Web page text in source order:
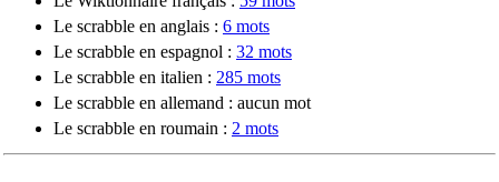
Le scrabble en anglais : 6 mots
Le scrabble en espagnol : 32 mots
Le scrabble en italien : 285 mots
Le scrabble en allemand : aucun mot
Le scrabble en roumain : 2 mots